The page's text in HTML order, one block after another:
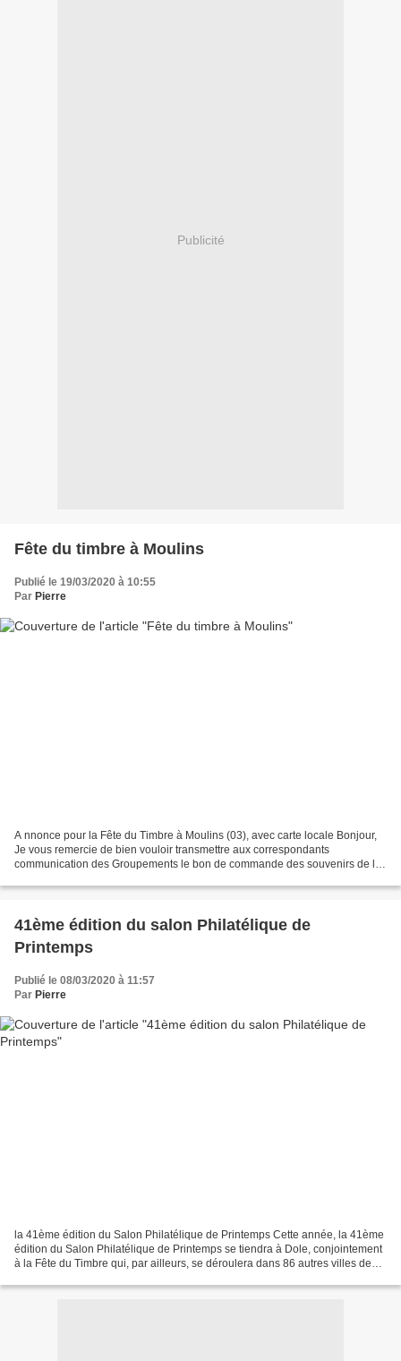
Publicité
Fête du timbre à Moulins
Publié le 19/03/2020 à 10:55
Par Pierre
A nnonce pour la Fête du Timbre à Moulins (03), avec carte locale Bonjour,
Je vous remercie de bien vouloir transmettre aux correspondants
communication des Groupements le bon de commande des souvenirs de la
41ème édition du salon Philatélique de
Printemps
Publié le 08/03/2020 à 11:57
Par Pierre
la 41ème édition du Salon Philatélique de Printemps Cette année, la 41ème
édition du Salon Philatélique de Printemps se tiendra à Dole, conjointement
à la Fête du Timbre qui, par ailleurs, se déroulera dans 86 autres villes de